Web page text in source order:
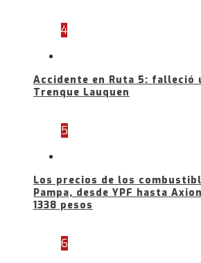
4
Accidente en Ruta 5: falleció
Trenque Lauquen
5
Los precios de los
Pampa, desde YPF hasta
1338 pesos
6